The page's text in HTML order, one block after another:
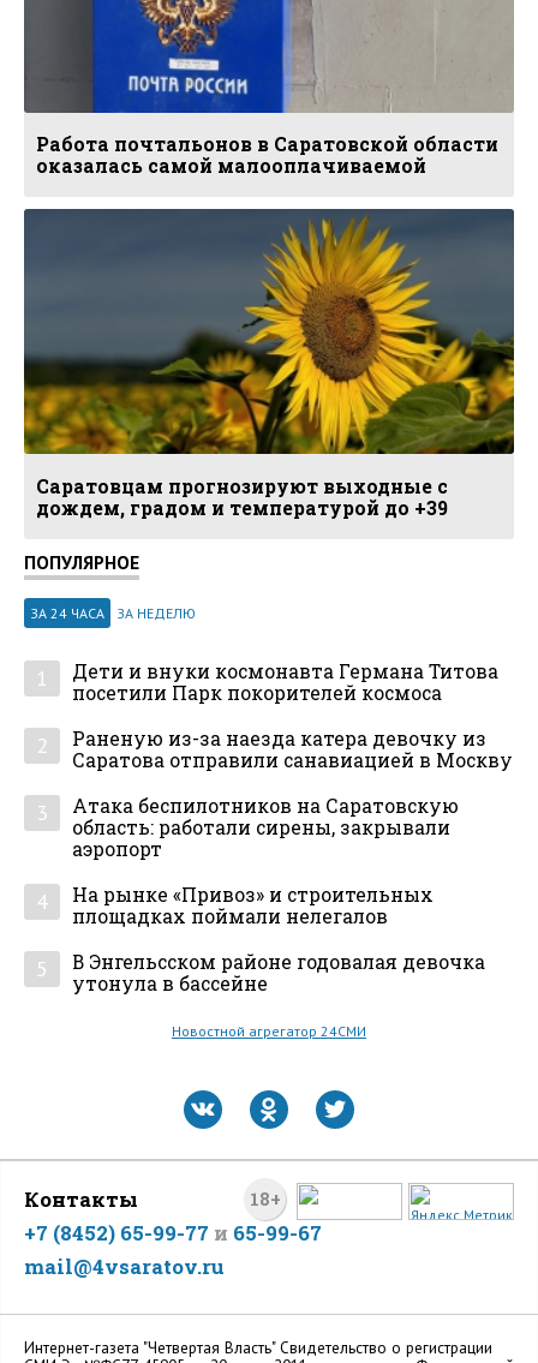
Работа почтальонов в Саратовской области
оказалась самой малооплачиваемой
Саратовцам прогнозируют выходные с
дождем, градом и температурой до +39
ПОПУЛЯРНОЕ
ЗА 24 ЧАСА ЗА НЕДЕЛЮ
1
Дети и внуки космонавта Германа Титова
посетили Парк покорителей космоса
2
Раненую из-за наезда катера девочку из
Саратова отправили санавиацией в Москву
3
Атака беспилотников на Саратовскую
область: работали сирены, закрывали
аэропорт
4
На рынке «Привоз» и строительных
площадках поймали нелегалов
5
В Энгельсском районе годовалая девочка
утонула в бассейне
Новостной агрегатор 24СМИ
18+
Контакты
+7 (8452) 65-99-77 и 65-99-67
mail@4vsaratov.ru
Интернет-газета "Четвертая Власть" Cвидетельство о регистрации